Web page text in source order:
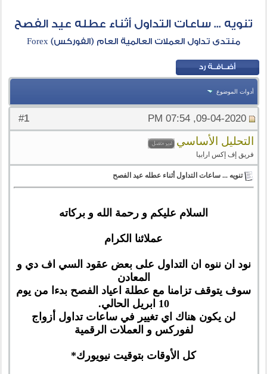
تنويه ... ساعات التداول أثناء عطله عيد الفصح
منتدى تداول العملات العالمية العام (الفوركس) Forex
أدوات الموضوع
#
1 09-04-2020, 07:54 PM
التحليل الأساسي
فريق إف إكس ارابيا
تنويه ... ساعات التداول أثناء عطله عيد الفصح
السلام عليكم و رحمة الله و بركاته
عملائنا الكرام
نود ان ننوه ان التداول على بعض عقود السي اف دي و
المعادن
سوف يتوقف تزامنا مع عطلة اعياد الفصح بدءا من يوم
10 ابريل الحالي.
لن يكون هناك اي تغيير في ساعات تداول أزواج
لفوركس و العملات الرقمية
كل الأوقات بتوقيت نيويورك*